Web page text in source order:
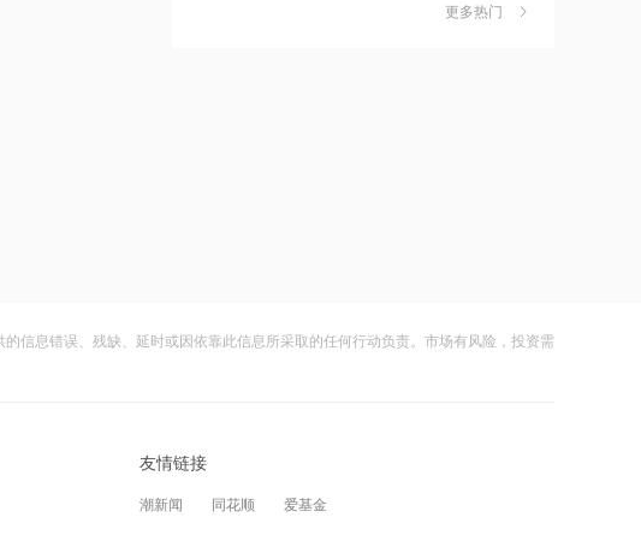
国融基金总经理变更
四成？公司回应：设备还在安装中，谈
更多热门
信息错误、残缺、延时或因依靠此信息所采取的任何行动负责。市场有风险，投资需
友情链接
潮新闻 同花顺 爱基金